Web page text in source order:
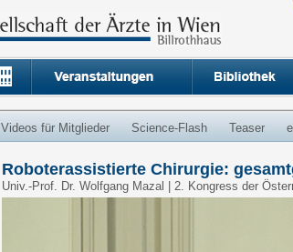
Videos für Mitglieder Science-Flash Teaser
Roboterassistierte Chirurgie:
Univ.-Prof. Dr. Wolfgang Mazal | 2. Kongress der